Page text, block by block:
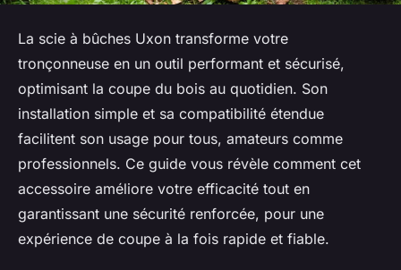
La scie à bûches Uxon transforme votre
tronçonneuse en un outil performant et sécurisé,
optimisant la coupe du bois au quotidien. Son
installation simple et sa compatibilité étendue
facilitent son usage pour tous, amateurs comme
professionnels. Ce guide vous révèle comment cet
accessoire améliore votre efficacité tout en
garantissant une sécurité renforcée, pour une
expérience de coupe à la fois rapide et fiable.